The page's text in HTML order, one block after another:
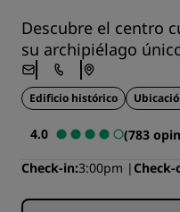
Descubre el centro
su archipiélago
Edificio histórico
4.0
(783
Check-in 3:00pm